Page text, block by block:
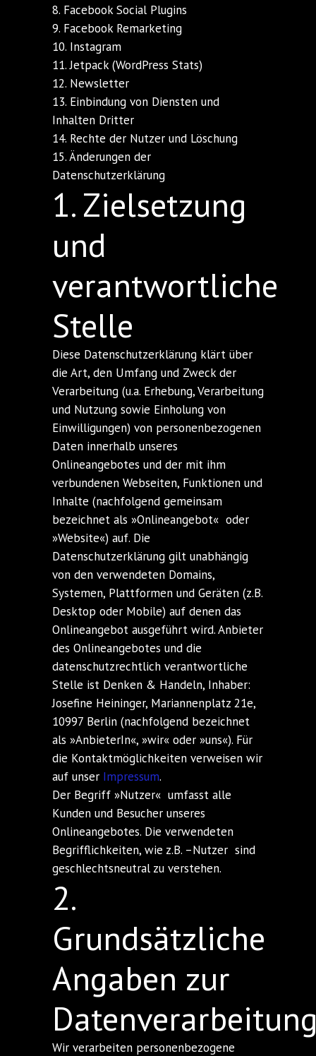
8. Facebook Social Plugins
9. Facebook Remarketing
10. Instagram
11. Jetpack (WordPress Stats)
12. Newsletter
13. Einbindung von Diensten und
Inhalten Dritter
14. Rechte der Nutzer und Löschung
15. Änderungen der
Datenschutzerklärung
1. Zielsetzung
und
verantwortliche
Stelle
Diese Datenschutzerklärung klärt über
die Art, den Umfang und Zweck der
Verarbeitung (u.a. Erhebung, Verarbeitung
und Nutzung sowie Einholung von
Einwilligungen) von personenbezogenen
Daten innerhalb unseres
Onlineangebotes und der mit ihm
verbundenen Webseiten, Funktionen und
Inhalte (nachfolgend gemeinsam
bezeichnet als »Onlineangebot« oder
»Website«) auf. Die
Datenschutzerklärung gilt unabhängig
von den verwendeten Domains,
Systemen, Plattformen und Geräten (z.B.
Desktop oder Mobile) auf denen das
Onlineangebot ausgeführt wird. Anbieter
des Onlineangebotes und die
datenschutzrechtlich verantwortliche
Stelle ist Denken & Handeln, Inhaber:
Josefine Heininger, Mariannenplatz 21e,
10997 Berlin (nachfolgend bezeichnet
als »AnbieterIn«, »wir« oder »uns«). Für
die Kontaktmöglichkeiten verweisen wir
auf unser Impressum.
Der Begriff »Nutzer« umfasst alle
Kunden und Besucher unseres
Onlineangebotes. Die verwendeten
Begrifflichkeiten, wie z.B. –Nutzer sind
geschlechtsneutral zu verstehen.
2.
Grundsätzliche
Angaben zur
Wir verarbeiten personenbezogene